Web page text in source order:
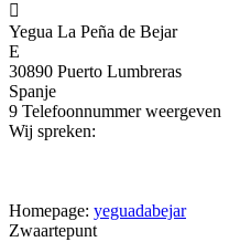

Yegua La Peña de Bejar
E
30890 Puerto Lumbreras
Spanje
9 Telefoonnummer weergeven
Wij spreken:
Homepage: yeguadabejar
Zwaartepunt